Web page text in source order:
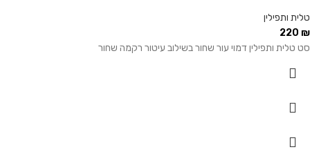
טלית ותפילין
220 ₪
סט טלית ותפילין דמוי עור שחור בשילוב עיטור רקמה שחור